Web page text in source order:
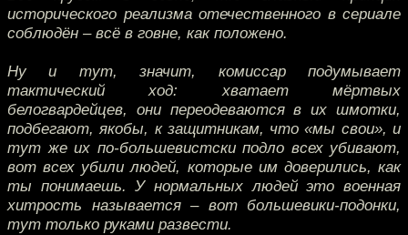
исторического реализма отечественного в сериале
соблюдён – всё в говне, как положено.
Ну и тут, значит, комиссар подумывает
тактический ход: хватает мёртвых
белогвардейцев, они переодеваются в их шмотки,
подбегают, якобы, к защитникам, что «мы свои», и
тут же их по-большевистски подло всех убивают,
вот всех убили людей, которые им доверились, как
ты понимаешь. У нормальных людей это военная
хитрость называется – вот большевики-подонки,
тут только руками развести.